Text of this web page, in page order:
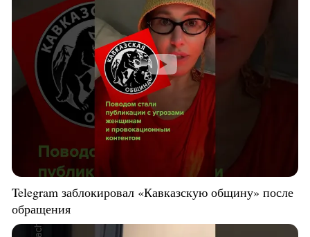
Telegram заблокировал «Кавказскую общину» после
обращения